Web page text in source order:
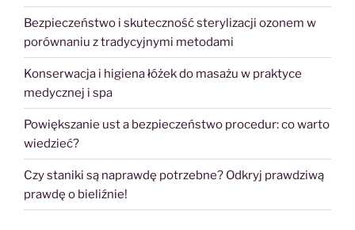
Bezpieczeństwo i skuteczność sterylizacji ozonem w
porównaniu z tradycyjnymi metodami
Konserwacja i higiena łóżek do masażu w praktyce
medycznej i spa
Powiększanie ust a bezpieczeństwo procedur: co warto
wiedzieć?
Czy staniki są naprawdę potrzebne? Odkryj prawdziwą
prawdę o bieliźnie!